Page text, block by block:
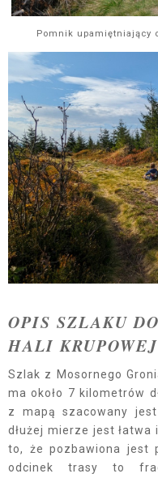
Pomnik upamiętniający
OPIS SZLAKU
HALI
Szlak z Mosornego
ma około 7 kilometrów
z mapą szacowany
dłużej mierze jest
to, że pozbawiona jest
odcinek trasy to